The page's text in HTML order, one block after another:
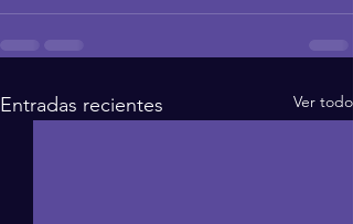
Entradas recientes Ver todo